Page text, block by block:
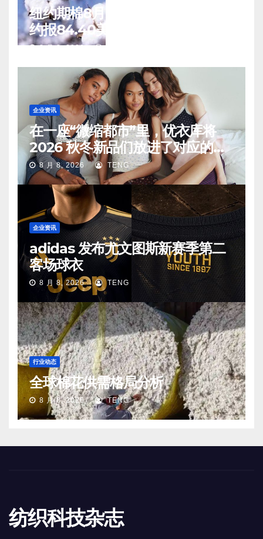
纽约期棉8月7日(周五)收涨12月合
约报84.40美分/磅
8 月 8, 2026 TENG
企业资讯
在一座“微缩都市”里，优衣库将
2026 秋冬新品们放进了对应的生
活场景中
8 月 8, 2026 TENG
企业资讯
adidas 发布尤文图斯新赛季第二
客场球衣
8 月 8, 2026 TENG
行业动态
全球棉花供需格局分析
8 月 8, 2026 TENG
纺织科技杂志